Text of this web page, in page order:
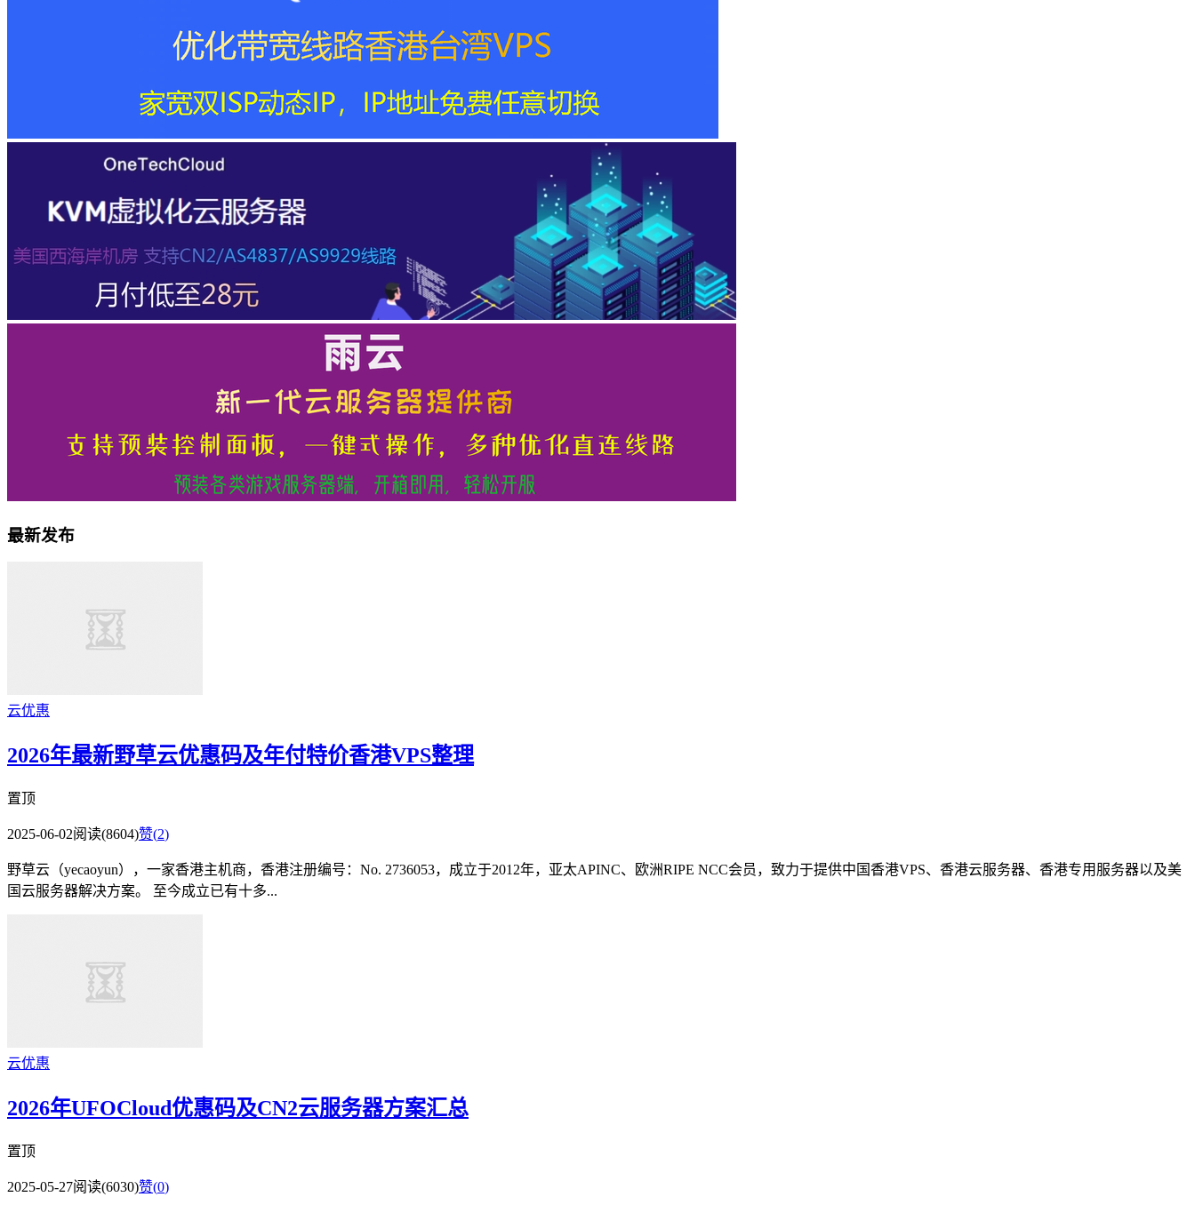
最新发布
云优惠
2026年最新野草云优惠码及年付特价香港VPS整理
置顶
2025-06-02阅读(8604)赞(2)
野草云（yecaoyun），一家香港主机商，香港注册编号：No. 2736053，成立于2012年，亚太APINC、欧洲RIPE NCC会员，致力于提供中国香港VPS、香港云服务器、香港专用服务器以及美
国云服务器解决方案。 至今成立已有十多...
云优惠
2026年UFOCloud优惠码及CN2云服务器方案汇总
置顶
2025-05-27阅读(6030)赞(0)